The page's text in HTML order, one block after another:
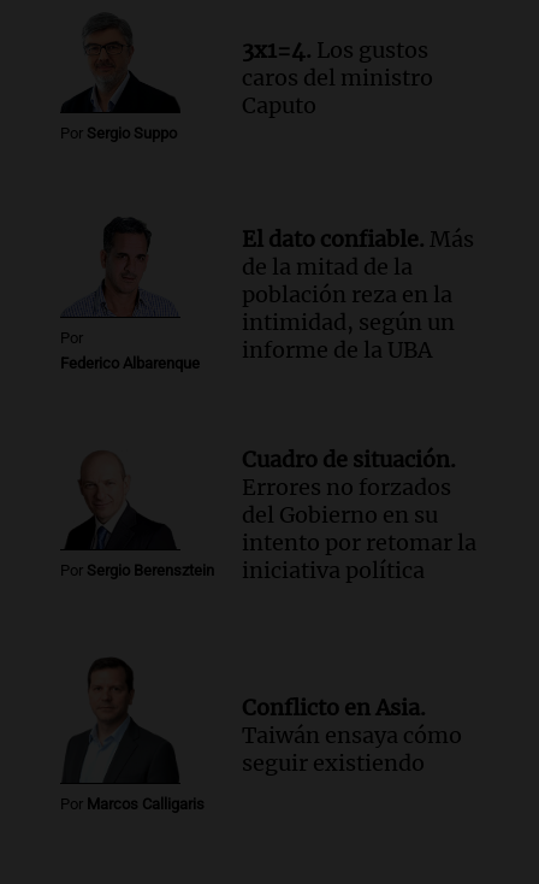
Por Sergio Suppo
3x1=4. Los gustos
caros del ministro
Caputo
Por
Federico Albarenque
El dato confiable. Más
de la mitad de la
población reza en la
intimidad, según un
informe de la UBA
Por Sergio Berensztein
Cuadro de situación.
Errores no forzados
del Gobierno en su
intento por retomar la
iniciativa política
Por Marcos Calligaris
Conflicto en Asia.
Taiwán ensaya cómo
seguir existiendo